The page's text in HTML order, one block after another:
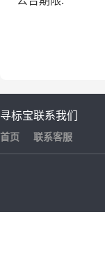
寻标宝
首页
联系我们
联系客服